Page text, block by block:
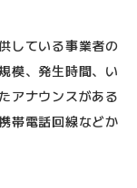
している事業者の
模、発生時間、い
アナウンスがある
帯電話回線などか